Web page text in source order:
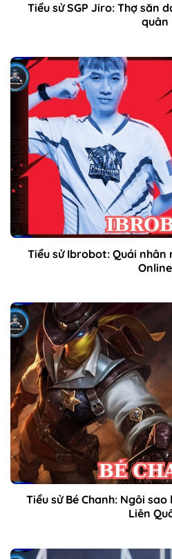
Tiểu sử SGP Jiro: Thợ săn
quân
Tiểu sử Ibrobot: Quái
Online
Tiểu sử Bé Chanh: Ngôi
Liên